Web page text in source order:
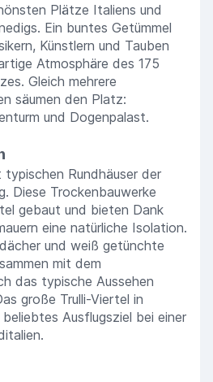
Plätze Italiens und
Ein buntes Getümmel
Künstlern und Tauben
Atmosphäre des 175
Gleich mehrere
säumen den Platz:
und Dogenpalast.
typischen Rundhäuser der
Diese Trockenbauwerke
gebaut und bieten Dank
eine natürliche Isolation.
und weiß getünchte
mit dem
das typische Aussehen
große Trulli-Viertel in
Ausflugsziel bei einer